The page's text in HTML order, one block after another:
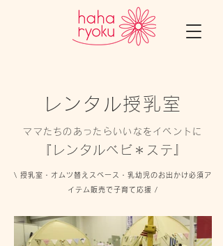
レンタル授乳室
ママたちのあったらいいなをイベントに
『レンタルベビ＊ステ』
\ 授乳室・オムツ替えスペース・乳幼児のお出かけ必須ア
イテム販売で子育て応援 /